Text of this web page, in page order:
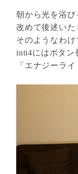
朝から光を浴
改めて後述いた
そのようなわけ
inti4にはボタン
「エナジーラ